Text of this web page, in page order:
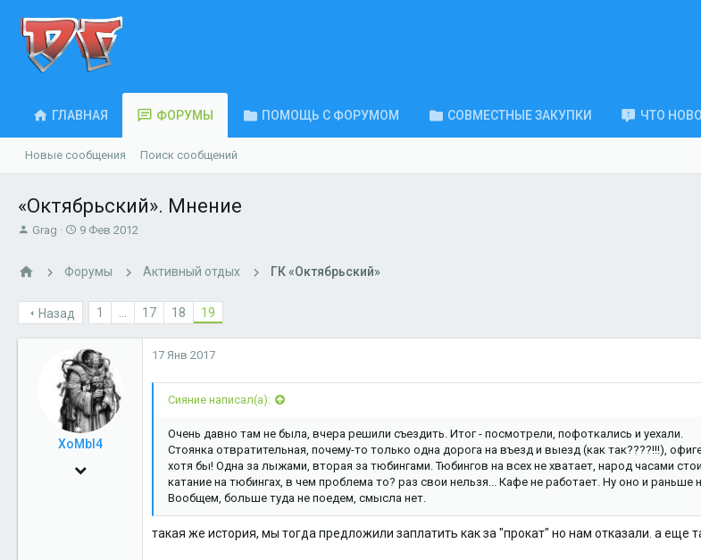
ГЛАВНАЯ ФОРУМЫ ПОМОЩЬ С ФОРУМОМ СОВМЕСТНЫЕ ЗАКУПКИ ЧТО
Новые сообщения Поиск сообщений
«Октябрьский». Мнение
А
т
е
м
Grag
Д
а
ч
а
л
а
9 Фев 2012
Форумы Активный отдых ГК «Октябрьский»
Назад 1 ... 17 18 19
XoMbl4
9 Июн 2009
17 Янв 2017
Сияние написал(а):
Очень давно там не была, вчера решили съездить. Итог - посмотрели, пофоткались и уехали.
Стоянка отвратительная, почему-то только одна дорога на въезд и выезд (как так????!!!),
хотя бы! Одна за лыжами, вторая за тюбингами. Тюбингов на всех не хватает, народ часами
катание на тюбингах, в чем проблема то? раз свои нельзя... Кафе не работает. Ну оно и раньше
Вообщем, больше туда не поедем, смысла нет.
такая же история, мы тогда предложили заплатить как за "прокат" но нам отказали. а еще